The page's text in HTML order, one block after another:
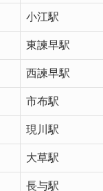
小江駅
東諫早駅
西諫早駅
市布駅
現川駅
大草駅
長与駅